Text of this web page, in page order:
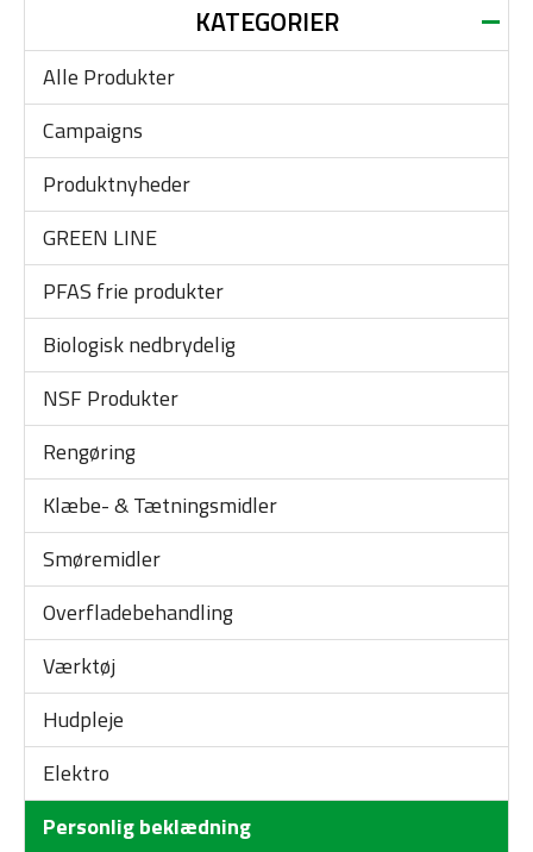
KATEGORIER
Alle Produkter
Campaigns
Produktnyheder
GREEN LINE
PFAS frie produkter
Biologisk nedbrydelig
NSF Produkter
Rengøring
Klæbe- & Tætningsmidler
Smøremidler
Overfladebehandling
Værktøj
Hudpleje
Elektro
Personlig beklædning